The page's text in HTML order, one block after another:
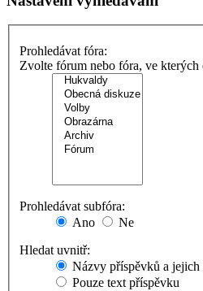
Prohledávat fóra:
Zvolte fórum nebo fóra, ve
Prohledávat subfóra:
Ano
Ne
Hledat uvnitř:
Názvy příspěvků a jejich
Pouze text příspěvku